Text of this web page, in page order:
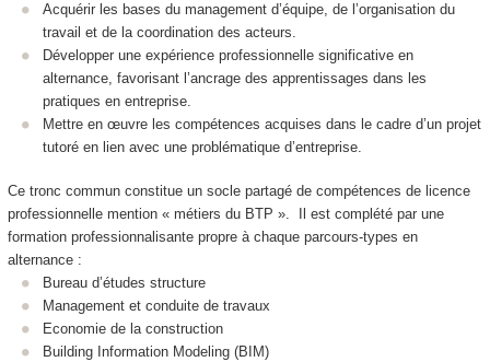
Acquérir les bases du management d’équipe, de l’organisation du
travail et de la coordination des acteurs.
Développer une expérience professionnelle significative en
alternance, favorisant l’ancrage des apprentissages dans les
pratiques en entreprise.
Mettre en œuvre les compétences acquises dans le cadre d’un projet
tutoré en lien avec une problématique d’entreprise.
Ce tronc commun constitue un socle partagé de compétences de licence
professionnelle mention « métiers du BTP ». Il est complété par une
formation professionnalisante propre à chaque parcours-types en
alternance :
Bureau d’études structure
Management et conduite de travaux
Economie de la construction
Building Information Modeling (BIM)